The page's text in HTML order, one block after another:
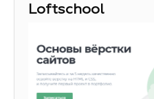
Loftschool